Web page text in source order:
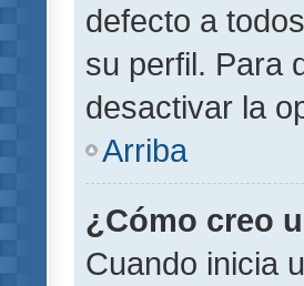
defecto a
su perfil. Para
desactivar la
Arriba
¿Cómo creo
Cuando inicia